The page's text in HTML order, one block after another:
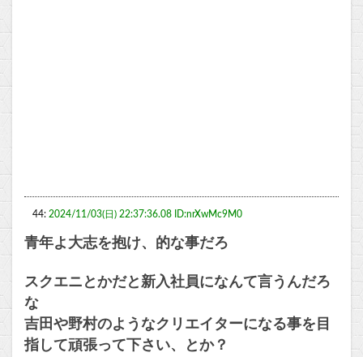
44: 2024/11/03(日) 22:37:36.08 ID:nrXwMc9M0
青年よ大志を抱け、的な事だろ
スクエニとかだと新入社員になんて言うんだろ
な
吉田や野村のようなクリエイターになる事を目
指して頑張って下さい、とか？